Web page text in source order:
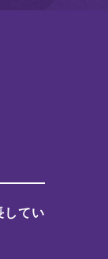
してい